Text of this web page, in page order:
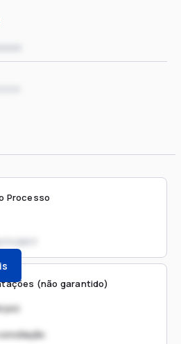
Processo
(não garantido)
juiz